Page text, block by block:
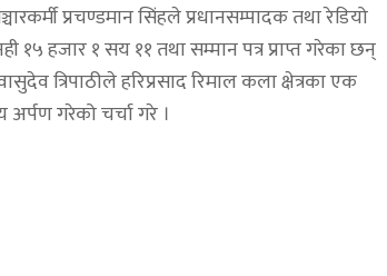
प्रचण्डमान सिंहले प्रधानसम्पादक तथा रेडियो
हजार १ सय ११ तथा सम्मान पत्र प्राप्त गरेका छन्
त्रिपाठीले हरिप्रसाद रिमाल कला क्षेत्रका एक
गरेको चर्चा गरे ।